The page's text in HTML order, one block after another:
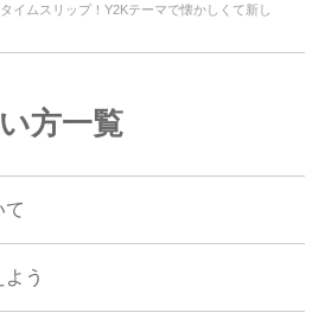
イムスリップ！Y2Kテーマで懐かしくて新し
方一覧
て
う